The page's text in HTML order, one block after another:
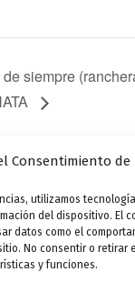
Consentimiento de
utilizamos
del dispositivo. El
datos como el
No consentir o retirar
y funciones.
siempre
Novela «Ateneo-